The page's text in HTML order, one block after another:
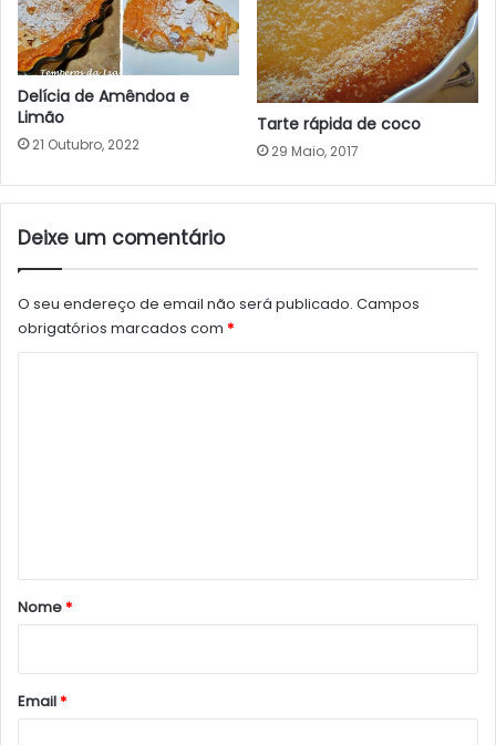
Delícia de Amêndoa e
Limão
21 Outubro, 2022
Tarte rápida de coco
29 Maio, 2017
Deixe um comentário
O seu endereço de email não será publicado. Campos
obrigatórios marcados com *
r
*
Nome*
Email*